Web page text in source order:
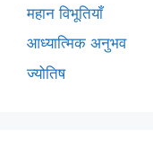
महान विभूतियाँ
आध्यात्मिक अनुभव
ज्योतिष